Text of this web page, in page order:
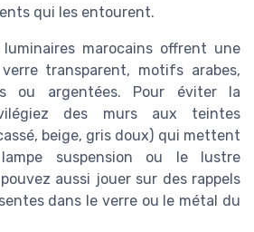
qui les entourent.
luminaires marocains offrent une
transparent, motifs arabes,
ou argentées. Pour éviter la
des murs aux teintes
beige, gris doux) qui mettent
suspension ou le lustre
aussi jouer sur des rappels
dans le verre ou le métal du